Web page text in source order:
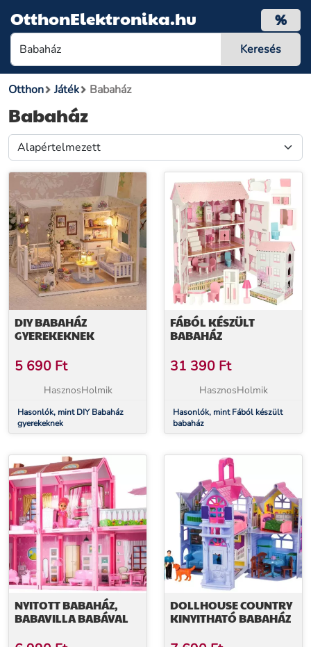
OtthonElektronika.hu %
Otthon Játék Babaház
Babaház
DIY BABAHÁZ
GYEREKEKNEK
5 690 Ft
HasznosHolmik
Hasonlók, mint DIY Babaház
gyerekeknek
FÁBÓL KÉSZÜLT
BABAHÁZ
31 390 Ft
HasznosHolmik
Hasonlók, mint Fából készült
babaház
NYITOTT BABAHÁZ,
BABAVILLA BABÁVAL
DOLLHOUSE COUNTRY
KINYITHATÓ BABAHÁZ